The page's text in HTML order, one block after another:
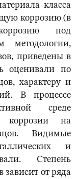
класса
коррозию (в
под
методологии,
приведены в
оценивали по
характеру и
В процессе
среде
коррозии на
Видимые
и
Степень
от ряда